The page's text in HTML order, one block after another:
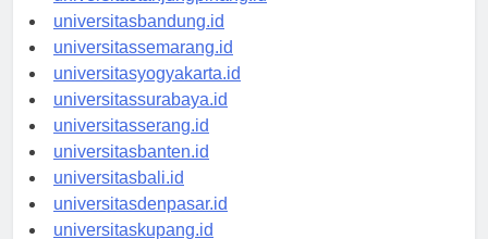
universitastanjungpinang.id
universitasbandung.id
universitassemarang.id
universitasyogyakarta.id
universitassurabaya.id
universitasserang.id
universitasbanten.id
universitasbali.id
universitasdenpasar.id